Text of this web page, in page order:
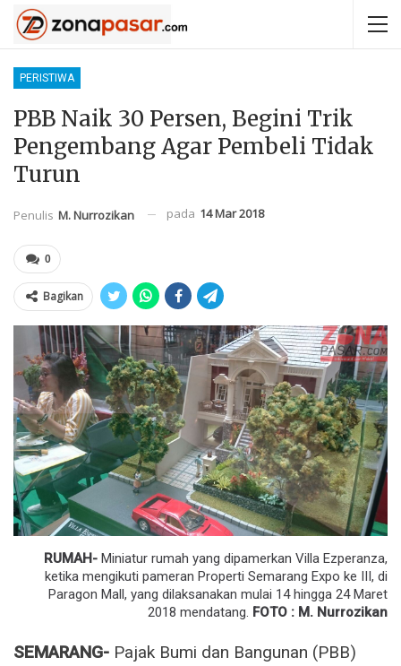
PERISTIWA
PBB Naik 30 Persen, Begini Trik
Pengembang Agar Pembeli Tidak
Turun
Penulis M. Nurrozikan pada 14 Mar 2018
0
Bagikan
RUMAH- Miniatur rumah yang dipamerkan Villa Ezperanza,
ketika mengikuti pameran Properti Semarang Expo ke III, di
Paragon Mall, yang dilaksanakan mulai 14 hingga 24 Maret
2018 mendatang. FOTO : M. Nurrozikan
SEMARANG- Pajak Bumi dan Bangunan (PBB)